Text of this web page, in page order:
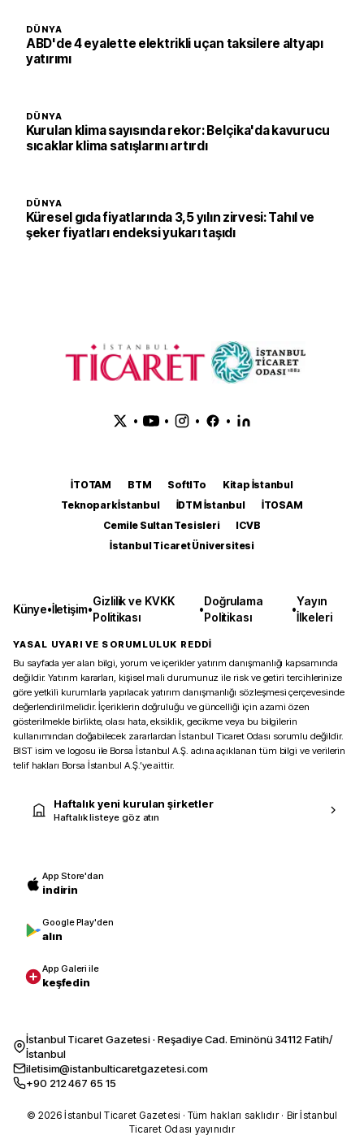
DÜNYA
ABD'de 4 eyalette elektrikli uçan taksilere altyapı
yatırımı
DÜNYA
Kurulan klima sayısında rekor: Belçika'da kavurucu
sıcaklar klima satışlarını artırdı
DÜNYA
Küresel gıda fiyatlarında 3,5 yılın zirvesi: Tahıl ve
şeker fiyatları endeksi yukarı taşıdı
• • • •
İTOTAM BTM SoftITo
Kitap İstanbul
Teknopark İstanbul
İDTM İstanbul
İTOSAM
Cemile Sultan Tesisleri
ICVB
İstanbul Ticaret Üniversitesi
Künye•İletişim•
Gizlilik ve KVKK
Politikası
•
Doğrulama
Politikası
•
Yayın
İlkeleri
YASAL UYARI VE SORUMLULUK REDDİ
Bu sayfada yer alan bilgi, yorum ve içerikler yatırım danışmanlığı kapsamında
değildir. Yatırım kararları, kişisel mali durumunuz ile risk ve getiri tercihlerinize
göre yetkili kurumlarla yapılacak yatırım danışmanlığı sözleşmesi çerçevesinde
değerlendirilmelidir. İçeriklerin doğruluğu ve güncelliği için azami özen
gösterilmekle birlikte, olası hata, eksiklik, gecikme veya bu bilgilerin
kullanımından doğabilecek zararlardan İstanbul Ticaret Odası sorumlu değildir.
BIST isim ve logosu ile Borsa İstanbul A.Ş. adına açıklanan tüm bilgi ve verilerin
telif hakları Borsa İstanbul A.Ş.’ye aittir.
Haftalık yeni kurulan şirketler
Haftalık listeye göz atın
App Store'dan
indirin
Google Play'den
alın
App Galeri ile
keşfedin
İstanbul Ticaret Gazetesi · Reşadiye Cad. Eminönü 34112 Fatih/
İstanbul
iletisim@istanbulticaretgazetesi.com
+90 212 467 65 15
© 2026 İstanbul Ticaret Gazetesi · Tüm hakları saklıdır · Bir İstanbul
Ticaret Odası yayınıdır